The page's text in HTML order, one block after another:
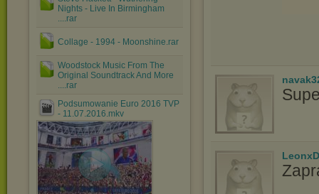
Nights - Live In Birmingham
....rar
Collage - 1994 - Moonshine.rar
Woodstock Music From The
Original Soundtrack And More
....rar
Podsumowanie Euro 2016 TVP
- 11.07.2016.mkv